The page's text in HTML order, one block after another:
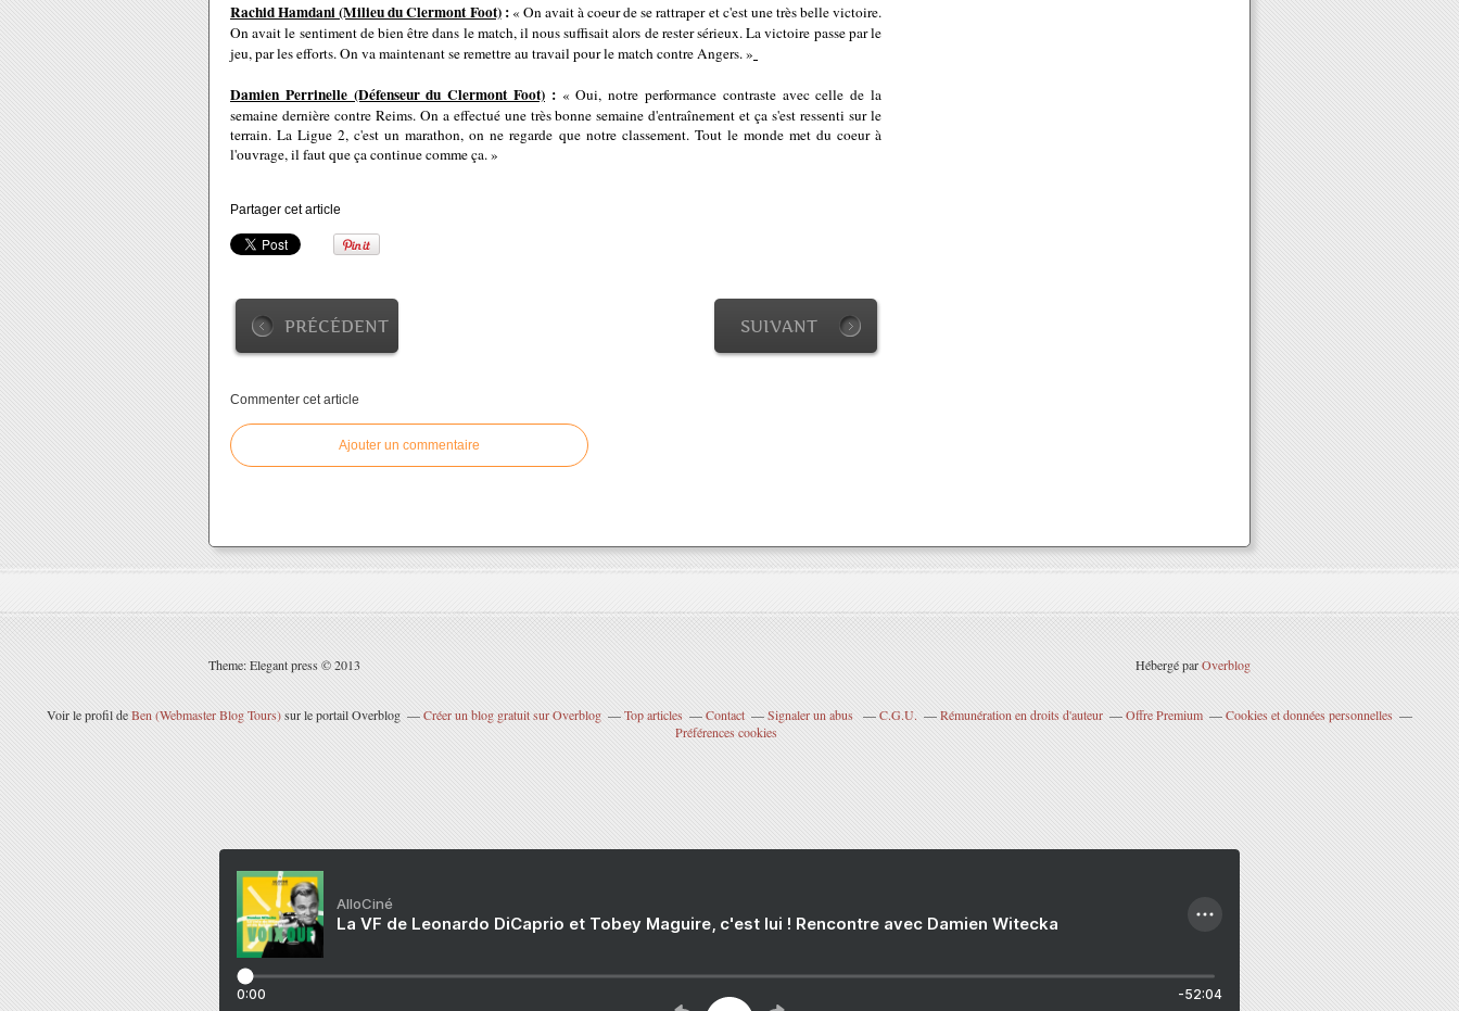
Rachid Hamdani (Milieu du Clermont Foot) :« On avait à coeur de se rattraper et c'est une très belle victoire.
On avait le sentiment de bien être dans le match, il nous suffisait alors de rester sérieux. La victoire passe par le
jeu, par les efforts. On va maintenant se remettre au travail pour le match contre Angers. »
Damien Perrinelle (Défenseur du Clermont Foot) :« Oui, notre performance contraste avec celle de la
semaine dernière contre Reims. On a effectué une très bonne semaine d'entraînement et ça s'est ressenti sur le
terrain. La Ligue 2, c'est un marathon, on ne regarde que notre classement. Tout le monde met du coeur à
l'ouvrage, il faut que ça continue comme ça. »
Partager cet article
PRÉCÉDENT SUIVANT
Commenter cet article
Ajouter un commentaire
Theme: Elegant press © 2013 Hébergé parOverblog
Voir le profil deBen (Webmaster Blog Tours)sur le portail Overblog Créer un blog gratuit sur Overblog Top articles Contact Signaler un abus C.G.U. Rémunération en droits d'auteur Offre Premium
Cookies et données personnelles
Préférences cookies
AlloCiné
La VF de Leonardo DiCaprio et Tobey Maguire, c'est lui ! Rencontre avec Damien Witecka
0:00 -52:04